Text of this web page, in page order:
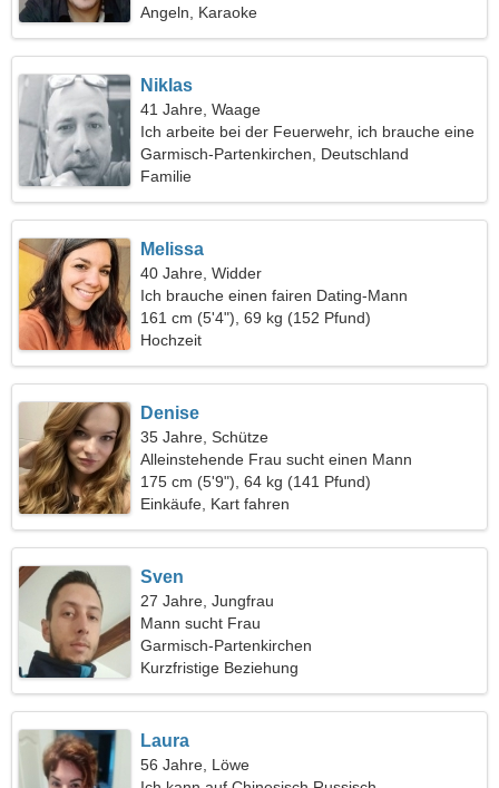
Angeln, Karaoke
Niklas
41 Jahre, Waage
Ich arbeite bei der Feuerwehr, ich brauche eine
liebevolle Frau
Garmisch-Partenkirchen, Deutschland
Familie
Melissa
40 Jahre, Widder
Ich brauche einen fairen Dating-Mann
161 cm (5'4"), 69 kg (152 Pfund)
Hochzeit
Denise
35 Jahre, Schütze
Alleinstehende Frau sucht einen Mann
175 cm (5'9"), 64 kg (141 Pfund)
Einkäufe, Kart fahren
Sven
27 Jahre, Jungfrau
Mann sucht Frau
Garmisch-Partenkirchen
Kurzfristige Beziehung
Laura
56 Jahre, Löwe